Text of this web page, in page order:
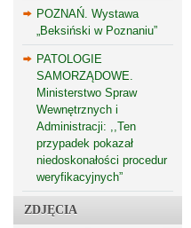
POZNAŃ. Wystawa
„Beksiński w Poznaniu”
PATOLOGIE
SAMORZĄDOWE.
Ministerstwo Spraw
Wewnętrznych i
Administracji: ,,Ten
przypadek pokazał
niedoskonałości procedur
weryfikacyjnych”
ZDJĘCIA